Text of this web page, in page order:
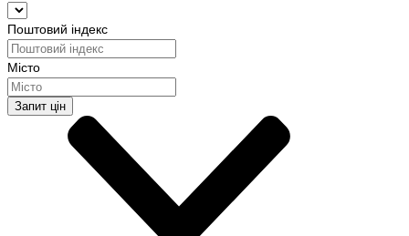
Поштовий індекс
Місто
Запит цін